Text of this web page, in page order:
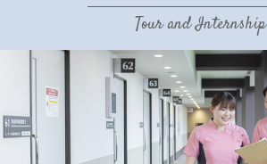
Tour and Internship